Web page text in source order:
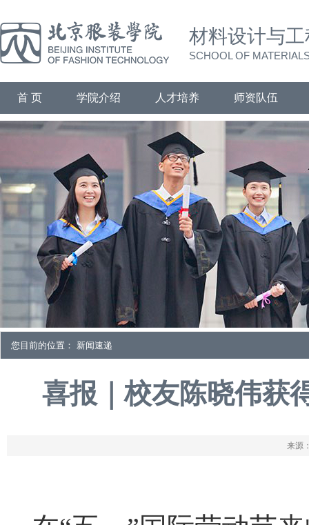
材料设计与
SCHOOL OF
首 页 学院介绍 人才培养 师资队伍
您目前的位置： 新闻速递
喜报｜校友陈晓伟获
来源